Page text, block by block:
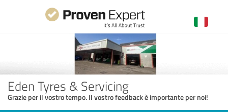
Eden Tyres & Servicing
Grazie per il vostro tempo. Il vostro feedback è importante per noi!